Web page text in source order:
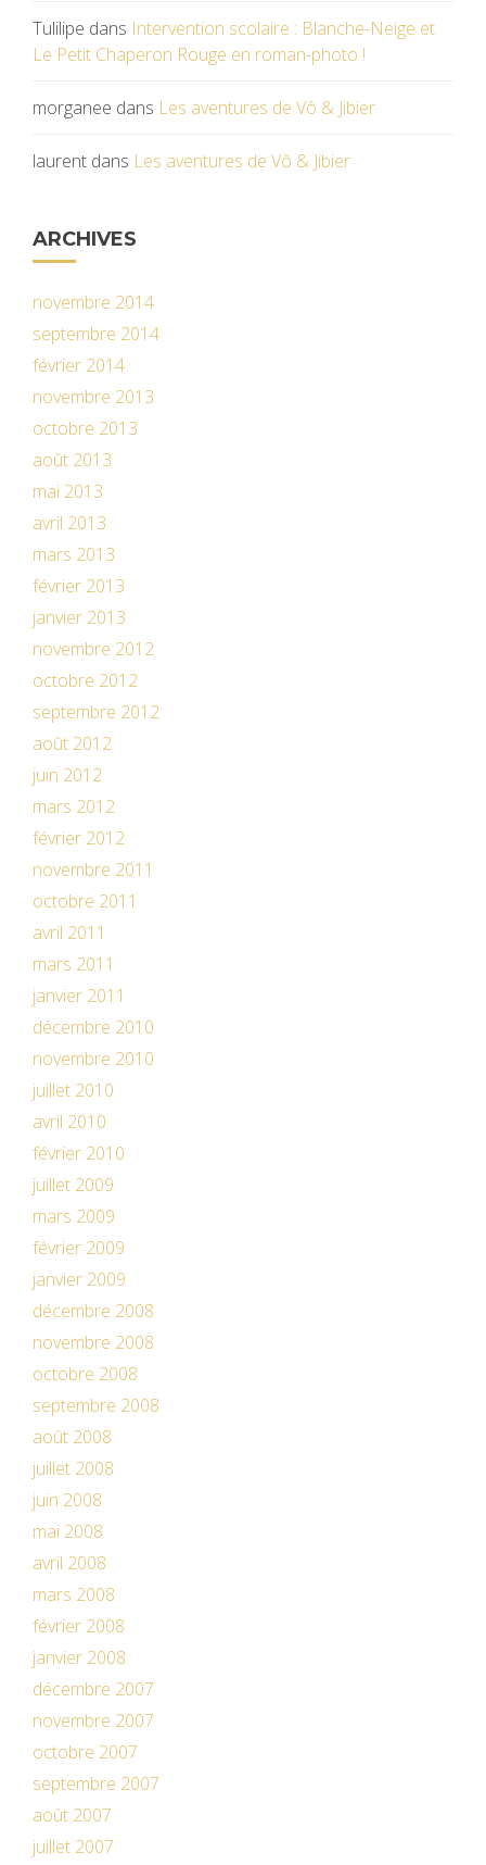
Tulilipe dans Intervention scolaire : Blanche-Neige et
Le Petit Chaperon Rouge en roman-photo !
morganee dans Les aventures de Vô & Jibier
laurent dans Les aventures de Vô & Jibier
ARCHIVES
novembre 2014
septembre 2014
février 2014
novembre 2013
octobre 2013
août 2013
mai 2013
avril 2013
mars 2013
février 2013
janvier 2013
novembre 2012
octobre 2012
septembre 2012
août 2012
juin 2012
mars 2012
février 2012
novembre 2011
octobre 2011
avril 2011
mars 2011
janvier 2011
décembre 2010
novembre 2010
juillet 2010
avril 2010
février 2010
juillet 2009
mars 2009
février 2009
janvier 2009
décembre 2008
novembre 2008
octobre 2008
septembre 2008
août 2008
juillet 2008
juin 2008
mai 2008
avril 2008
mars 2008
février 2008
janvier 2008
décembre 2007
novembre 2007
octobre 2007
septembre 2007
août 2007
juillet 2007